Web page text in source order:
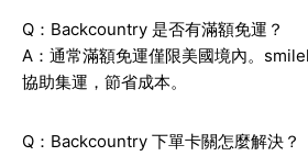
Q：Backcountry 是否有滿額免運？
A：通常滿額免運僅限美國境內。
協助集運，節省成本。
Q：Backcountry 下單卡關怎麼解決？